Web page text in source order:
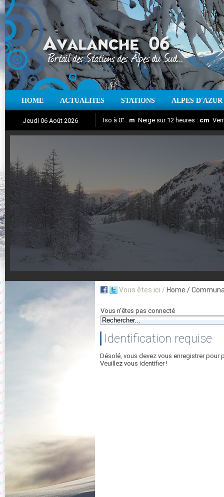
HOME ACTUALITES STATIONS ALPES D'AZUR
Jeudi 06 Août 2026
Aujourd'hui : T° Min :°CT° Max :°C |
Iso à 0° : m Neige sur 12 heures : cm
Suivez en direct l'actualité des stations
Vous êtes ici / Home /
Vous n'êtes pas connecté
Identification requise
Désolé, vous devez vous enregistrer pour
Veuillez vous identifier !